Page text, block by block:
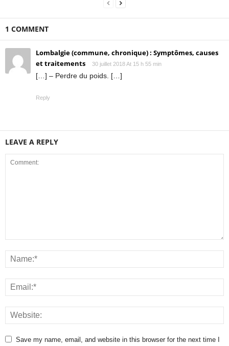
1 COMMENT
Lombalgie (commune, chronique) : Symptômes, causes
et traitements
30 juillet 2018 At 15 h 55 min
[…] – Perdre du poids. […]
Reply
LEAVE A REPLY
Save my name, email, and website in this browser for the next time I